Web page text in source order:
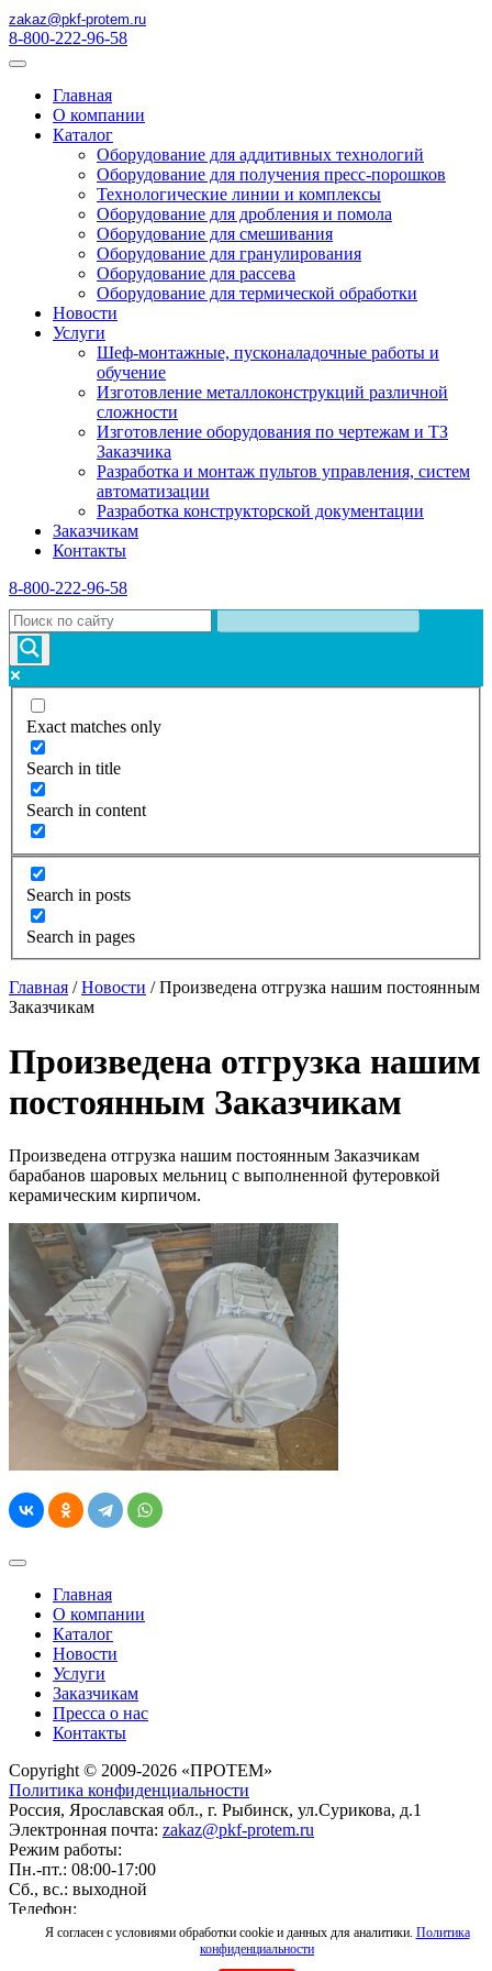
Я согласен с условиями обработки cookie и данных для аналитики. Политика
конфиденциальности
zakaz@pkf-protem.ru
8-800-222-96-58
Главная
О компании
Каталог
Оборудование для аддитивных технологий
Оборудование для получения пресс-порошков
Технологические линии и комплексы
Оборудование для дробления и помола
Оборудование для смешивания
Оборудование для гранулирования
Оборудование для рассева
Оборудование для термической обработки
Новости
Услуги
Шеф-монтажные, пусконаладочные работы и
обучение
Изготовление металлоконструкций различной
сложности
Изготовление оборудования по чертежам и ТЗ
Заказчика
Разработка и монтаж пультов управления, систем
автоматизации
Разработка конструкторской документации
Заказчикам
Контакты
8-800-222-96-58
Exact matches only
Search in title
Search in content
Search in posts
Search in pages
Главная /Новости /Произведена отгрузка нашим постоянным
Заказчикам
Произведена отгрузка нашим
постоянным Заказчикам
Произведена отгрузка нашим постоянным Заказчикам
барабанов шаровых мельниц с выполненной футеровкой
керамическим кирпичом.
Главная
О компании
Каталог
Новости
Услуги
Заказчикам
Пресса о нас
Контакты
Copyright © 2009-2026 «ПРОТЕМ»
Политика конфиденциальности
Россия, Ярославская обл., г. Рыбинск, ул.Сурикова, д.1
Электронная почта: zakaz@pkf-protem.ru
Режим работы:
Пн.-пт.: 08:00-17:00
Сб., вс.: выходной
Телефон:
8-800-222-96-58